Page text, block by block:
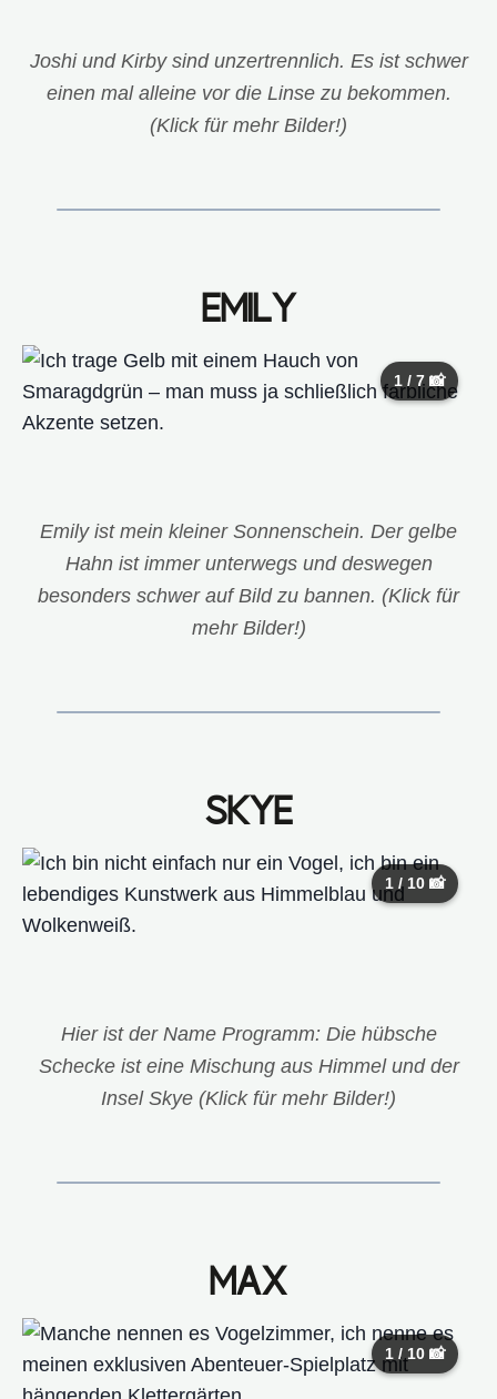
Joshi und Kirby sind unzertrennlich. Es ist schwer
einen mal alleine vor die Linse zu bekommen.
(Klick für mehr Bilder!)
EMILY
1 / 7 📸
Emily ist mein kleiner Sonnenschein. Der gelbe
Hahn ist immer unterwegs und deswegen
besonders schwer auf Bild zu bannen. (Klick für
mehr Bilder!)
SKYE
1 / 10 📸
Hier ist der Name Programm: Die hübsche
Schecke ist eine Mischung aus Himmel und der
Insel Skye (Klick für mehr Bilder!)
MAX
1 / 10 📸